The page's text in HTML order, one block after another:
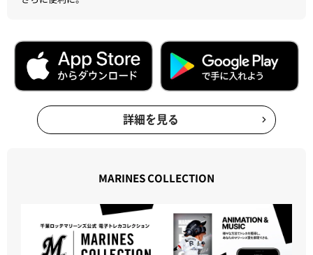
詳細を見る
MARINES COLLECTION